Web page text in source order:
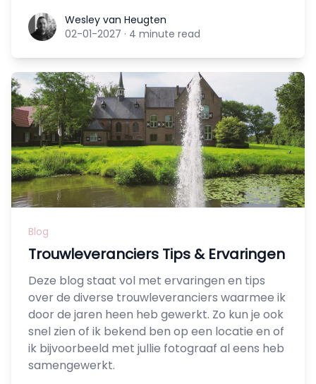
Wesley van Heugten
Wesley van Heugten
02-01-2027 · 4 minute read
Blog
Trouwleveranciers Tips & Ervaringen
Deze blog staat vol met ervaringen en tips
over de diverse trouwleveranciers waarmee ik
door de jaren heen heb gewerkt. Zo kun je ook
snel zien of ik bekend ben op een locatie en of
ik bijvoorbeeld met jullie fotograaf al eens heb
samengewerkt.